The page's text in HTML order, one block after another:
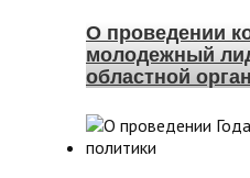
О проведении
молодежный
областной